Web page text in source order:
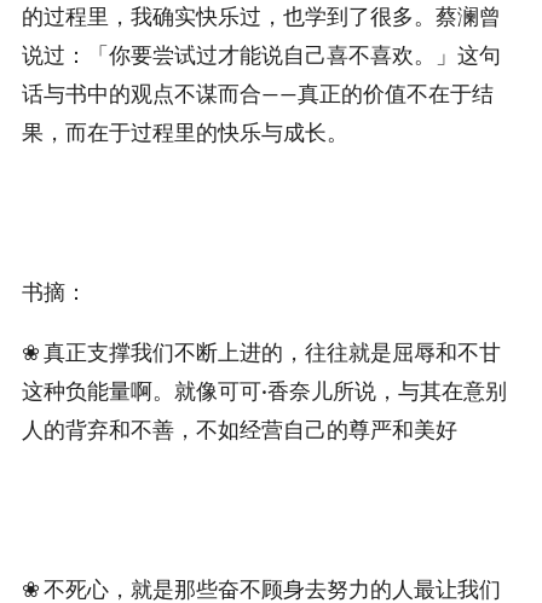
的过程里，我确实快乐过，也学到了很多。蔡澜曾
说过：「你要尝试过才能说自己喜不喜欢。」这句
话与书中的观点不谋而合——真正的价值不在于结
果，而在于过程里的快乐与成长。
书摘：
❀ 真正支撑我们不断上进的，往往就是屈辱和不甘
这种负能量啊。就像可可·香奈儿所说，与其在意别
人的背弃和不善，不如经营自己的尊严和美好
❀ 不死心，就是那些奋不顾身去努力的人最让我们